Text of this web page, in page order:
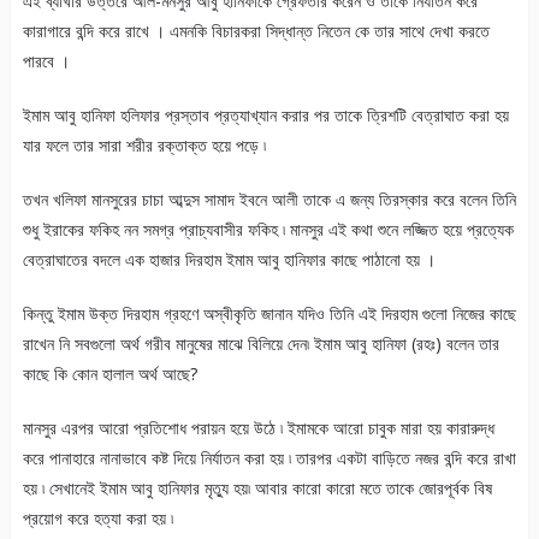
কারাগারে বন্দি করে রাখে । এমনকি বিচারকরা সিদ্ধান্ত নিতেন কে তার সাথে দেখা করতে
পারবে ।
ইমাম আবু হানিফা হলিফার প্রস্তাব প্রত্যাখ্যান করার পর তাকে ত্রিশটি বেত্রাঘাত করা হয়
যার ফলে তার সারা শরীর রক্তাক্ত হয়ে পড়ে ৷
তখন খলিফা মানসুরের চাচা আব্দুস সামাদ ইবনে আলী তাকে এ জন্য তিরস্কার করে বলেন তিনি
শুধু ইরাকের ফকিহ নন সমগ্র প্রাচ্যবাসীর ফকিহ ৷ মানসুর এই কথা শুনে লজ্জিত হয়ে প্রত্যেক
বেত্রাঘাতের বদলে এক হাজার দিরহাম ইমাম আবু হানিফার কাছে পাঠানো হয় ।
কিন্তু ইমাম উক্ত দিরহাম গ্রহণে অস্বীকৃতি জানান যদিও তিনি এই দিরহাম গুলো নিজের কাছে
রাখেন নি সবগুলো অর্থ গরীব মানুষের মাঝে বিলিয়ে দেন৷ ইমাম আবু হানিফা (রহঃ) বলেন তার
কাছে কি কোন হালাল অর্থ আছে?
মানসুর এরপর আরো প্রতিশোধ পরায়ন হয়ে উঠে ৷ ইমামকে আরো চাবুক মারা হয় কারারুদ্ধ
করে পানাহারে নানাভাবে কষ্ট দিয়ে নির্যাতন করা হয় ৷ তারপর একটা বাড়িতে নজর বন্দি করে রাখা
হয় ৷ সেখানেই ইমাম আবু হানিফার মৃত্যু হয়৷ আবার কারো কারো মতে তাকে জোরপূর্বক বিষ
প্রয়োগ করে হত্যা করা হয় ৷